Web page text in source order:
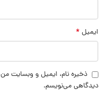
ایمیل *
ذخیره نام، ایمیل و وبسایت من
دیدگاهی می‌نویسم.